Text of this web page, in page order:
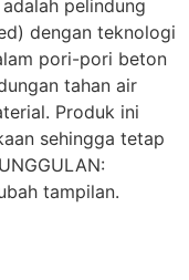
pelindung
dengan teknologi
pori-pori beton
tahan air
Produk ini
sehingga tetap
tampilan.